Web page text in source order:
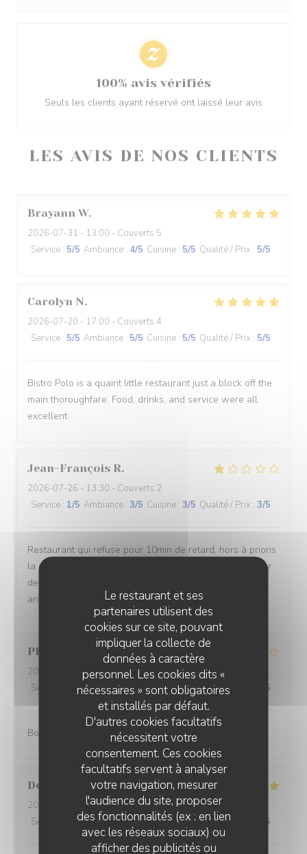
Le restaurant et ses
partenaires utilisent des
cookies sur ce site, pouvant
impliquer la collecte de
données à caractère
personnel. Les cookies dits «
nécessaires » sont obligatoires
et installés par défaut.
D'autres cookies facultatifs
nécessitent votre
consentement. Ces cookies
facultatifs servent à analyser
votre navigation, mesurer
l'audience du site, proposer
des fonctionnalités (ex : en lien
avec les réseaux sociaux) ou
afficher des publicités ou
LES AVIS DE NOS CLIENTS
Brayann W
2026-07-31 - 13:00 - Couverts 5
Service : 5/5 Ambiance : 4/5 Cuisine : 5/5 Qualité / Prix : 5/5
Carolyn N
2026-07-20 - 17:00 - Couverts 4
Service : 5/5 Ambiance : 5/5 Cuisine : 5/5 Qualité / Prix : 5/5
Bistro Polo is a quaint little restaurant just a block off the
main thoroughfare. Food, drinks, and service were all
excellent.
Jean-François R
2026-07-26 - 13:30 - Couverts 2
Service : 1/5 Ambiance : 3/5 Cuisine : 3/5 Qualité / Prix : 3/5
Restaurant qui refuse pour 10min de retard, hors à prioris
la cuisine ferme à 13:40. Alors merci de ne pas accepter
de réservation à 13:30 et de revoir votre carte qui
annonce une cuisine en continue
Philippe
2026-07-27
- 12:00 - Couverts 2
Service
/5 Ambiance: 4 /5 Cuisine:4/5 Qualité / Prix /5
Bon et pas cher.
Dorothee M
2026-07-23
- 12:30 - Couverts 5
Service
/5 Ambiance: 4 /5 Cuisine :5/5 Qualité / Prix /5
100% avis vérifiés
Seuls les clients ayant réservé ont laissé leur avis